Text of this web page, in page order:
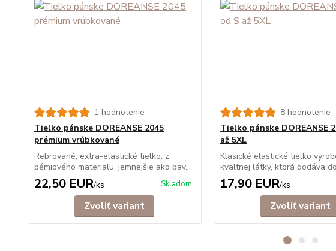
1 hodnotenie
Tielko pánske DOREANSE 2045
prémium vrúbkované
Rebrované, extra-elastické tielko, z
pémiového materialu, jemnejšie ako bav...
22,50 EUR/ks Skladom
Zvoliť variant
8 hodnotenie
Tielko pánske DOREANSE
až 5XL
Klasické elastické tielko
kvaltnej látky, ktorá dodáva
17,90 EUR/ks
Zvoliť variant